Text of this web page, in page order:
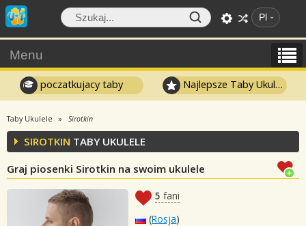
Pl
Menu
poczatkujacy taby Najlepsze Taby Ukulele
Taby Ukulele Sirotkin
SIROTKIN TABY UKULELE
Graj piosenki Sirotkin na swoim ukulele
5 fani
(Rosja)